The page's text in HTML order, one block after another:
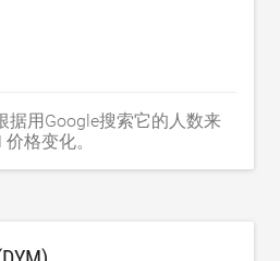
据用Google搜索它的人数来
格变化。